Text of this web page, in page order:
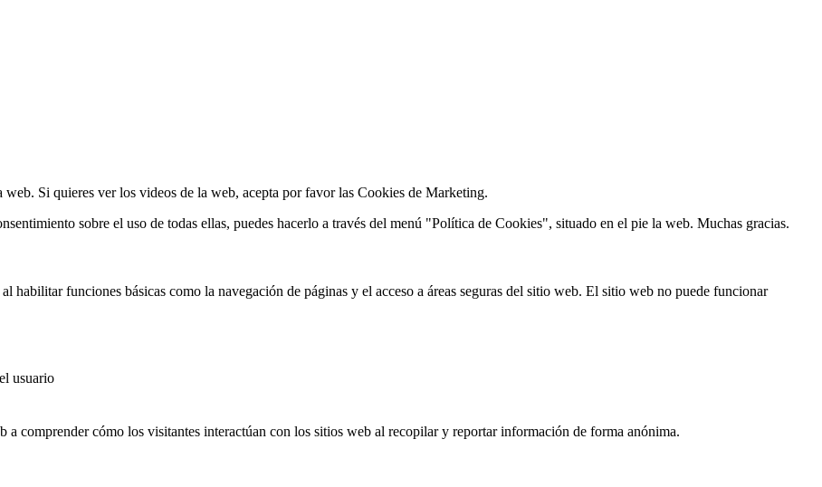
Si quieres ver los videos de la web, acepta por favor las Cookies de Marketing.
sobre el uso de todas ellas, puedes hacerlo a través del menú "Política de Cookies", situado en el pie la web. Muchas gracias.
habilitar funciones básicas como la navegación de páginas y el acceso a áreas seguras del sitio web. El sitio web no puede funcionar
usuario
a comprender cómo los visitantes interactúan con los sitios web al recopilar y reportar información de forma anónima.